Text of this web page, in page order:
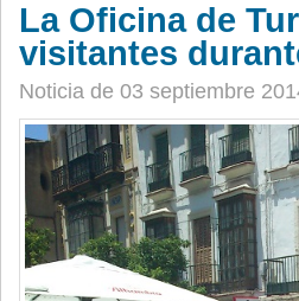
La Oficina de
visitantes
Noticia de 03 septiembre